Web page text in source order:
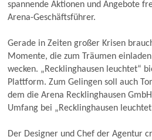
spannende Aktionen und Angebote
Arena-Geschäftsführer.
Gerade in Zeiten großer Krisen
Momente, die zum Träumen
wecken. „Recklinghausen leuchtet“
Plattform. Zum Gelingen soll auch
dem die Arena Recklinghausen
Umfang bei „Recklinghausen
Der Designer und Chef der Agentur